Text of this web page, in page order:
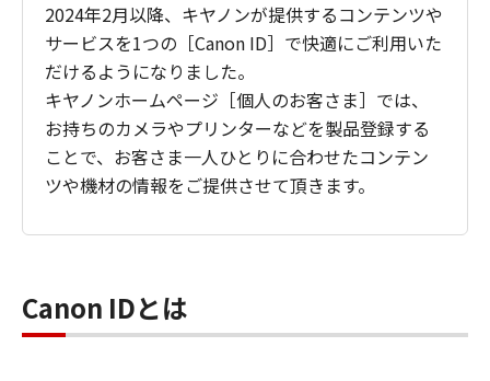
2024年2月以降、キヤノンが提供するコンテンツや
サービスを1つの［Canon ID］で快適にご利用いた
だけるようになりました。
キヤノンホームページ［個人のお客さま］では、
お持ちのカメラやプリンターなどを製品登録する
ことで、お客さま一人ひとりに合わせたコンテン
ツや機材の情報をご提供させて頂きます。
Canon IDとは